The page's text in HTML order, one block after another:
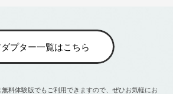
プター一覧はこちら
料体験版でもご利用できますので、ぜひお気軽にお